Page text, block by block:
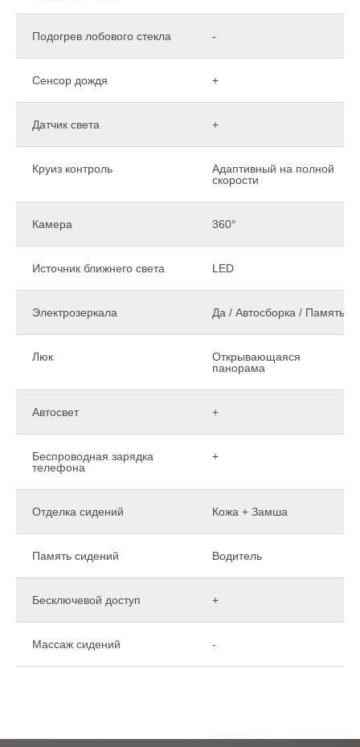
Подогрев лобового стекла -
Сенсор дождя +
Датчик света +
Круиз контроль
Адаптивный на полной
скорости
Камера 360°
Источник ближнего света LED
Электрозеркала Да / Автосборка / Память
Люк
Открывающаяся
панорама
Автосвет +
Беспроводная зарядка
телефона
+
Отделка сидений Кожа + Замша
Память сидений Водитель
Бесключевой доступ +
Массаж сидений -